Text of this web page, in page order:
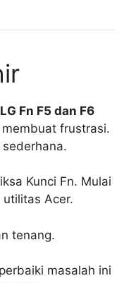
Fn F5 dan F6
frustrasi.
Kunci Fn. Mulai
Acer.
tenang.
masalah ini